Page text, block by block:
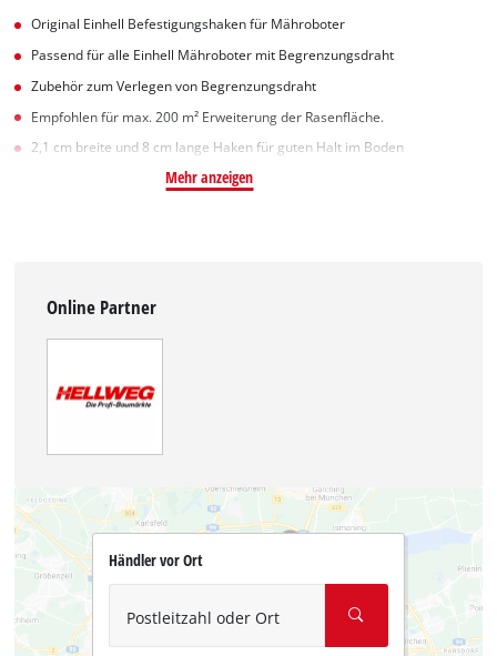
Original Einhell Befestigungshaken für Mähroboter
Passend für alle Einhell Mähroboter mit Begrenzungsdraht
Zubehör zum Verlegen von Begrenzungsdraht
Empfohlen für max. 200 m² Erweiterung der Rasenfläche.
2,1 cm breite und 8 cm lange Haken für guten Halt im Boden
Mehr anzeigen
Online Partner
Händler vor Ort
Postleitzahl oder Ort